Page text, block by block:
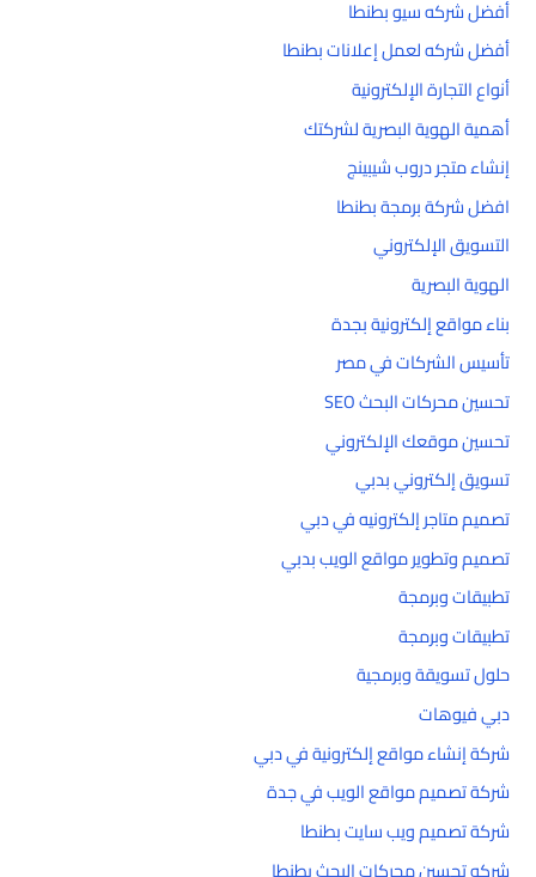
أفضل شركه سيو بطنطا
أفضل شركه لعمل إعلانات بطنطا
أنواع التجارة الإلكترونية
أهمية الهوية البصرية لشركتك
إنشاء متجر دروب شيبينج
افضل شركة برمجة بطنطا
التسويق الإلكتروني
الهوية البصرية
بناء مواقع إلكترونية بجدة
تأسيس الشركات في مصر
تحسين محركات البحث SEO
تحسين موقعك الإلكتروني
تسويق إلكتروني بدبي
تصميم متاجر إلكترونيه في دبي
تصميم وتطوير مواقع الويب بدبي
تطبيقات وبرمجة
تطبيقات وبرمجة
حلول تسويقة وبرمجية
دبي فيوهات
شركة إنشاء مواقع إلكترونية في دبي
شركة تصميم مواقع الويب في جدة
شركة تصميم ويب سايت بطنطا
شركه تحسين محركات البحث بطنطا